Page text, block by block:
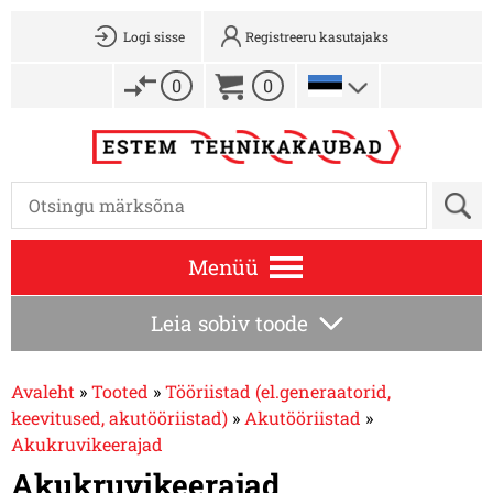
Logi sisse Registreeru kasutajaks
0 0
Menüü
Leia sobiv toode
Avaleht »Tooted »Tööriistad (el.generaatorid,
keevitused, akutööriistad) » Akutööriistad »
Akukruvikeerajad